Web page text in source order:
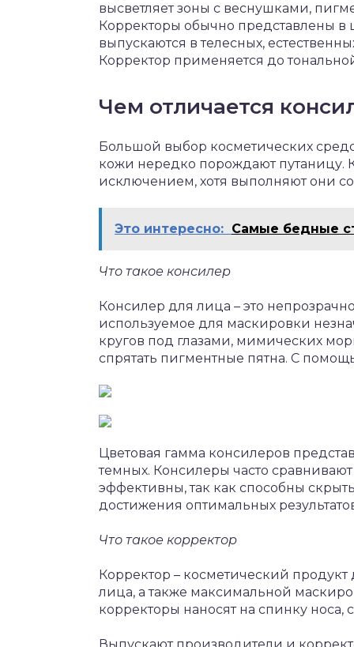
высветляет зоны с веснушками,
Корректоры обычно представлены
выпускаются в телесных,
Корректор применяется до
Чем отличается
Большой выбор косметических
кожи нередко порождают путаницу.
исключением, хотя выполняют они
Это интересно: Самые бедные
Что такое консилер
Консилер для лица – это
используемое для маскировки
кругов под глазами, мимических
спрятать пигментные пятна. С
Цветовая гамма консилеров
темных. Консилеры часто
эффективны, так как способны
достижения оптимальных
Что такое корректор
Корректор – косметический
лица, а также максимальной
корректоры наносят на спинку